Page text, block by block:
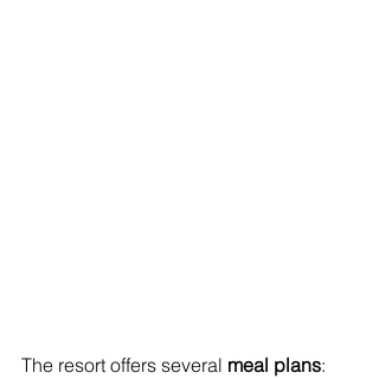
The resort offers several meal plans: